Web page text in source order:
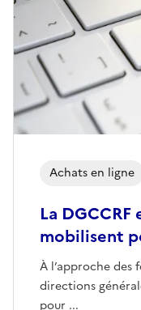
Achats en ligne
La
mobilisent
À l’approche des
directions
pour ...